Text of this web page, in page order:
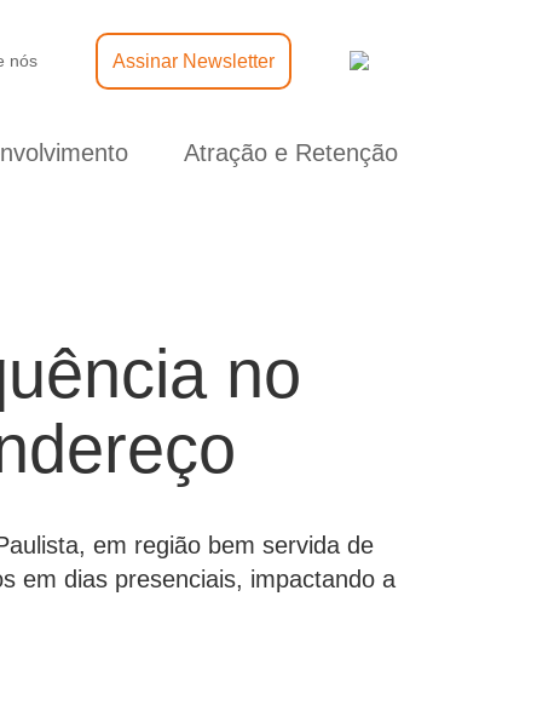
nós Assinar Newsletter
Atração e Retenção
no
em região bem servida de
em dias presenciais, impactando a